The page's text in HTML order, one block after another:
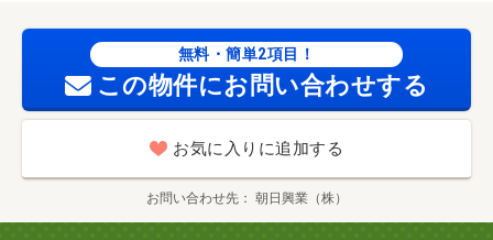
無料・簡単2項目！
この物件にお問い合わせする
お気に入りに追加する
お問い合わせ先 朝日興業（株）